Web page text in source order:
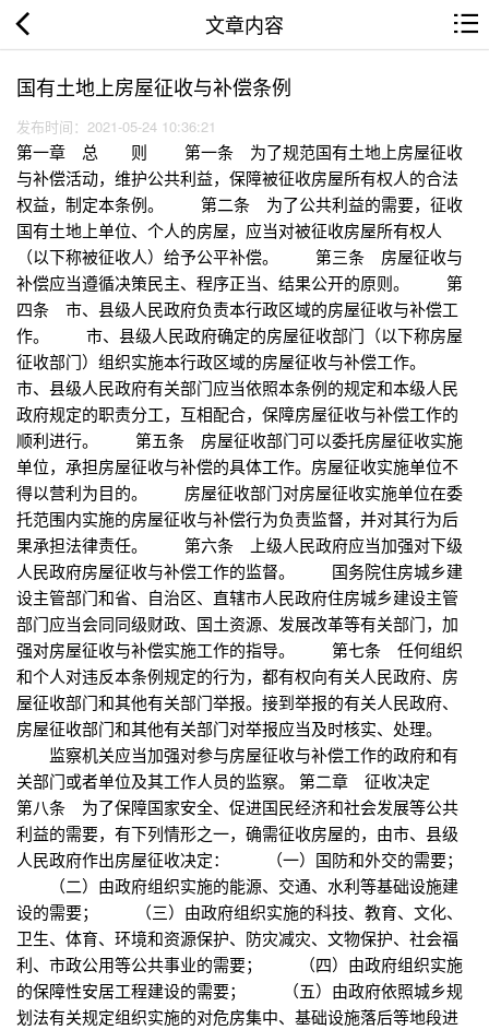
文章内容
国有土地上房屋征收与补偿条例
发布时间：2021-05-24 10:36:21
第一章 总 则 第一条 为了规范国有土地上房屋征收
与补偿活动，维护公共利益，保障被征收房屋所有权人的合法
权益，制定本条例。 第二条 为了公共利益的需要，征收
国有土地上单位、个人的房屋，应当对被征收房屋所有权人
（以下称被征收人）给予公平补偿。 第三条 房屋征收与
补偿应当遵循决策民主、程序正当、结果公开的原则。 第
四条 市、县级人民政府负责本行政区域的房屋征收与补偿工
作。 市、县级人民政府确定的房屋征收部门（以下称房屋
征收部门）组织实施本行政区域的房屋征收与补偿工作。
市、县级人民政府有关部门应当依照本条例的规定和本级人民
政府规定的职责分工，互相配合，保障房屋征收与补偿工作的
顺利进行。 第五条 房屋征收部门可以委托房屋征收实施
单位，承担房屋征收与补偿的具体工作。房屋征收实施单位不
得以营利为目的。 房屋征收部门对房屋征收实施单位在委
托范围内实施的房屋征收与补偿行为负责监督，并对其行为后
果承担法律责任。 第六条 上级人民政府应当加强对下级
人民政府房屋征收与补偿工作的监督。 国务院住房城乡建
设主管部门和省、自治区、直辖市人民政府住房城乡建设主管
部门应当会同同级财政、国土资源、发展改革等有关部门，加
强对房屋征收与补偿实施工作的指导。 第七条 任何组织
和个人对违反本条例规定的行为，都有权向有关人民政府、房
屋征收部门和其他有关部门举报。接到举报的有关人民政府、
房屋征收部门和其他有关部门对举报应当及时核实、处理。
监察机关应当加强对参与房屋征收与补偿工作的政府和有
关部门或者单位及其工作人员的监察。 第二章 征收决定
第八条 为了保障国家安全、促进国民经济和社会发展等公共
利益的需要，有下列情形之一，确需征收房屋的，由市、县级
人民政府作出房屋征收决定： （一）国防和外交的需要；
（二）由政府组织实施的能源、交通、水利等基础设施建
设的需要； （三）由政府组织实施的科技、教育、文化、
卫生、体育、环境和资源保护、防灾减灾、文物保护、社会福
利、市政公用等公共事业的需要； （四）由政府组织实施
的保障性安居工程建设的需要； （五）由政府依照城乡规
划法有关规定组织实施的对危房集中、基础设施落后等地段进